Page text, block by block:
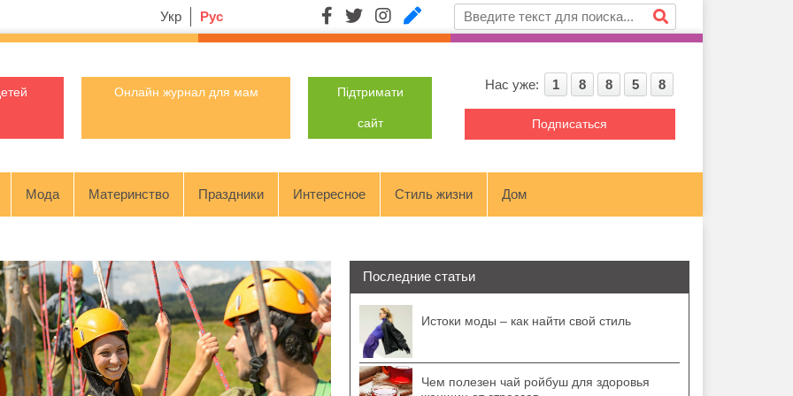
Укр Рус
Онлайн журнал для мам Підтримати
сайт
Нас уже: 1 8 8 5 8
Подписаться
Мода Материнство Праздники Интересное Стиль жизни Дом
Последние статьи
Истоки моды – как найти свой стиль
Чем полезен чай ройбуш для здоровья